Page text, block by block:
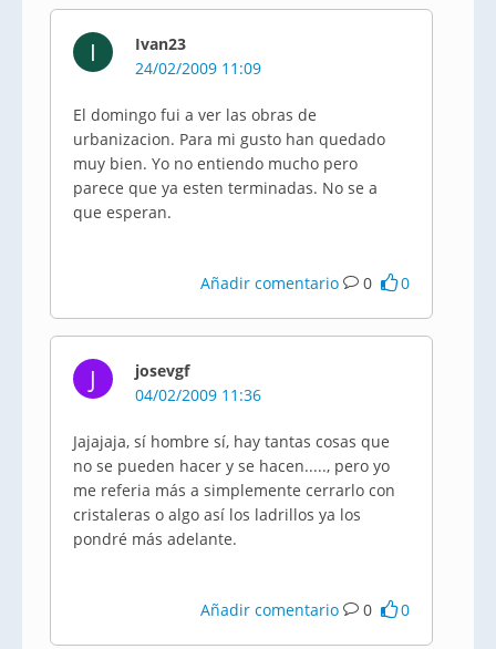
I
Ivan23
24/02/2009 11:09
El domingo fui a ver las obras de
urbanizacion. Para mi gusto han quedado
muy bien. Yo no entiendo mucho pero
parece que ya esten terminadas. No se a
que esperan.
Añadir comentario 0 0
J
josevgf
04/02/2009 11:36
Jajajaja, sí hombre sí, hay tantas cosas que
no se pueden hacer y se hacen....., pero yo
me referia más a simplemente cerrarlo con
cristaleras o algo así los ladrillos ya los
pondré más adelante.
Añadir comentario 0 0